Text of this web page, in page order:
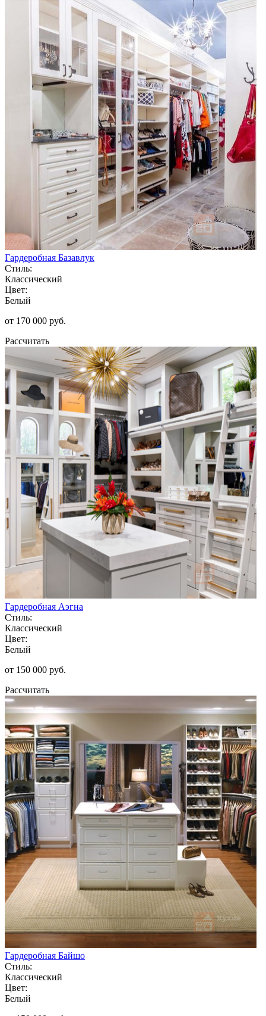
Гардеробная Базавлук
Стиль:
Классический
Цвет:
Белый
от 170 000 руб.
Рассчитать
Гардеробная Аэгна
Стиль:
Классический
Цвет:
Белый
от 150 000 руб.
Рассчитать
Гардеробная Байшо
Стиль:
Классический
Цвет:
Белый